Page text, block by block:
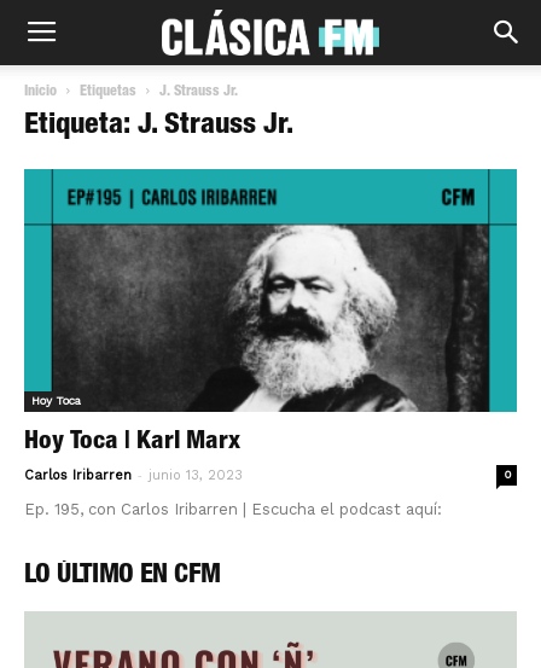
Inicio Etiquetas J. Strauss Jr.
Etiqueta: J. Strauss Jr.
Hoy Toca
Hoy Toca | Karl Marx
Carlos Iribarren - junio 13, 2023 0
Ep. 195, con Carlos Iribarren | Escucha el podcast aquí:
LO ÚLTIMO EN CFM